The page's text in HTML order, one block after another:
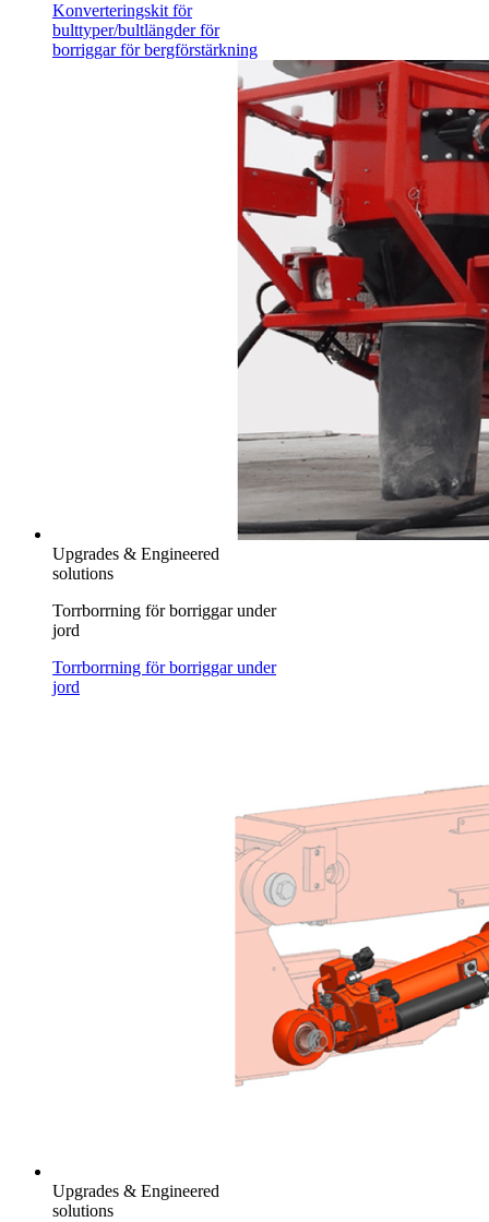
Konverteringskit för
bulttyper/bultlängder för
borriggar för bergförstärkning
Upgrades & Engineered
solutions
Torrborrning för borriggar under
jord
Torrborrning för borriggar under
jord
Upgrades & Engineered
solutions